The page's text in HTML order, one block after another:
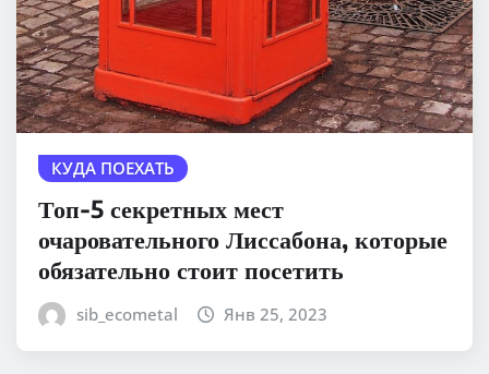
КУДА ПОЕХАТЬ
Топ-5 секретных мест
очаровательного Лиссабона, которые
обязательно стоит посетить
sib_ecometal Янв 25, 2023